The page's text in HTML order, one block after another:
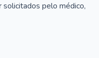
pelo médico,